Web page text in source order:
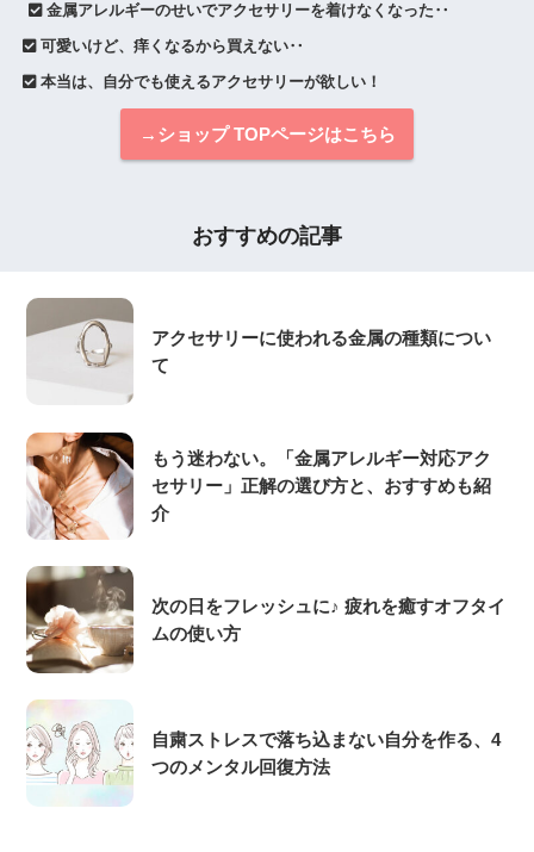
金属アレルギーのせいでアクセサリーを着けなくなった‥
可愛いけど、痒くなるから買えない‥
本当は、自分でも使えるアクセサリーが欲しい！
→ショップ TOPページはこちら
おすすめの記事
アクセサリーに使われる金属の種類につい
て
もう迷わない。「金属アレルギー対応アク
セサリー」正解の選び方と、おすすめも紹
介
次の日をフレッシュに♪ 疲れを癒すオフタイ
ムの使い方
自粛ストレスで落ち込まない自分を作る、4
つのメンタル回復方法